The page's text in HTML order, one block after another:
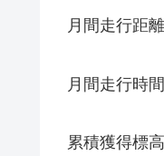
月間走行距
月間走行時
累積獲得標